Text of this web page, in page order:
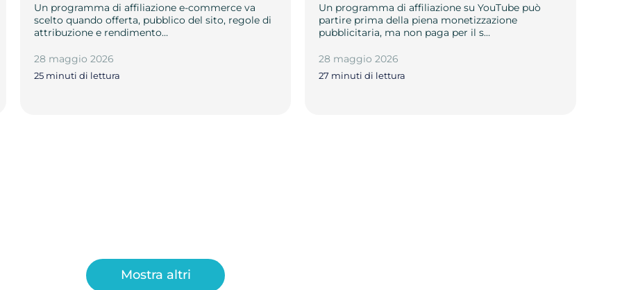
Un programma di affiliazione e-commerce va
scelto quando offerta, pubblico del sito, regole di
attribuzione e rendimento…
28 maggio 2026
25 minuti di lettura
Un programma di affiliazione su YouTube può
partire prima della piena monetizzazione
pubblicitaria, ma non paga per il s…
28 maggio 2026
27 minuti di lettura
Mostra altri